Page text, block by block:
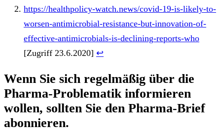
https://healthpolicy-watch.news/covid-19-is-likely-to-
worsen-antimicrobial-resistance-but-innovation-of-
effective-antimicrobials-is-declining-reports-who
[Zugriff 23.6.2020] ↩︎
Wenn Sie sich regelmäßig über die
Pharma-Problematikinformieren
wollen, sollten Sie den Pharma-Brief
abonnieren.